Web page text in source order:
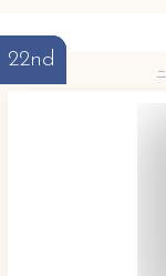
22nd